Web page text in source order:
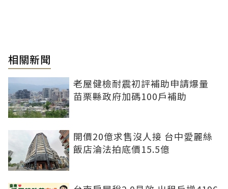
相關新聞
老屋健檢耐震初評補助申請爆量
苗栗縣政府加碼100戶補助
開價20億求售沒人接 台中愛麗絲
飯店淪法拍底價15.5億